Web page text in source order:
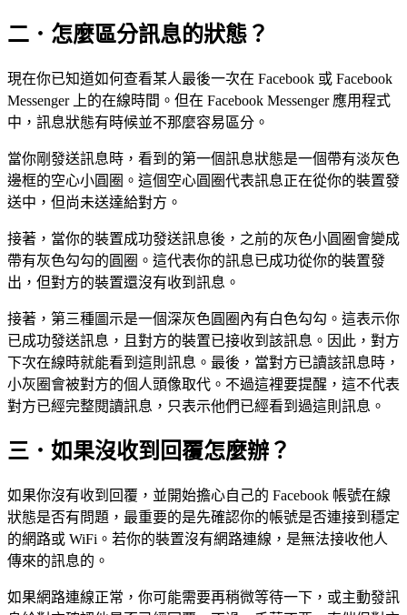
二．怎麼區分訊息的狀態？
現在你已知道如何查看某人最後一次在 Facebook 或 Facebook
Messenger 上的在線時間。但在 Facebook Messenger 應用程式
中，訊息狀態有時候並不那麼容易區分。
當你剛發送訊息時，看到的第一個訊息狀態是一個帶有淡灰色
邊框的空心小圓圈。這個空心圓圈代表訊息正在從你的裝置發
送中，但尚未送達給對方。
接著，當你的裝置成功發送訊息後，之前的灰色小圓圈會變成
帶有灰色勾勾的圓圈。這代表你的訊息已成功從你的裝置發
出，但對方的裝置還沒有收到訊息。
接著，第三種圖示是一個深灰色圓圈內有白色勾勾。這表示你
已成功發送訊息，且對方的裝置已接收到該訊息。因此，對方
下次在線時就能看到這則訊息。最後，當對方已讀該訊息時，
小灰圈會被對方的個人頭像取代。不過這裡要提醒，這不代表
對方已經完整閱讀訊息，只表示他們已經看到過這則訊息。
三．如果沒收到回覆怎麼辦？
如果你沒有收到回覆，並開始擔心自己的 Facebook 帳號在線
狀態是否有問題，最重要的是先確認你的帳號是否連接到穩定
的網路或 WiFi。若你的裝置沒有網路連線，是無法接收他人
傳來的訊息的。
如果網路連線正常，你可能需要再稍微等待一下，或主動發訊